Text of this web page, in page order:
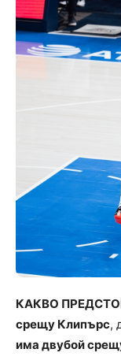
КАКВО
срещу Клипърс,
има двубой